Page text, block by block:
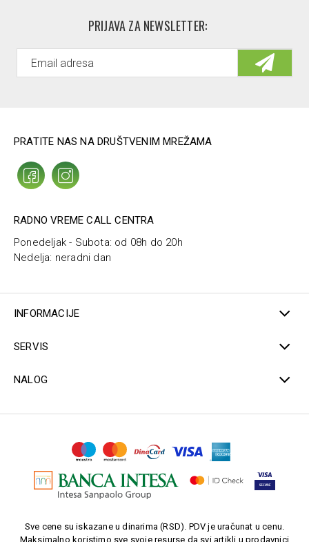
PRIJAVA ZA NEWSLETTER:
PRATITE NAS NA DRUŠTVENIM MREŽAMA
RADNO VREME CALL CENTRA
Ponedeljak - Subota: od 08h do 20h
Nedelja: neradni dan
INFORMACIJE
SERVIS
NALOG
Sve cene su iskazane u dinarima (RSD). PDV je uračunat u cenu.
Maksimalno koristimo sve svoje resurse da svi artikli u prodavnici